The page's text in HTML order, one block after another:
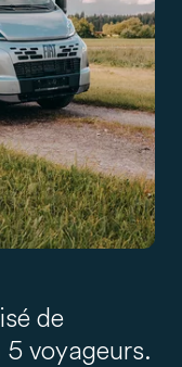
de
5 voyageurs.